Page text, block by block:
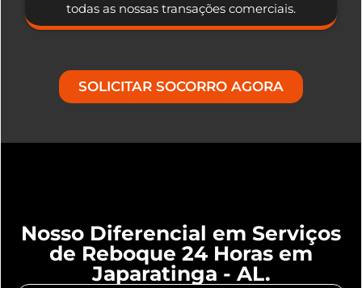
todas as nossas transações comerciais.
SOLICITAR SOCORRO AGORA
Nosso Diferencial em Serviços
de Reboque 24 Horas em
Japaratinga - AL.